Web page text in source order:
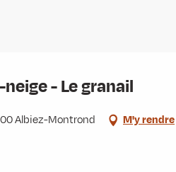
- Le granail
Albiez-Montrond M'y rendre